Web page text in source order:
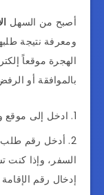
أصبح من السهل
ومعرفة نتيجة
الهجرة موقعاً
بالموافقة أو
ادخل إلى موقع
أدخل رقم طلب
السفر، وإذا كنت
إدخال رقم الإقامة